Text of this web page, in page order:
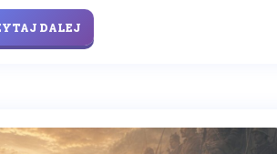
DALEJ